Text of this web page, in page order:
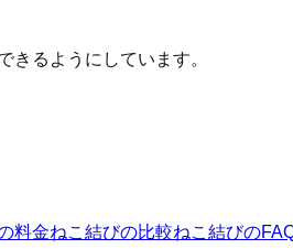
きるようにしています。
料金ねこ結びの比較ねこ結びの